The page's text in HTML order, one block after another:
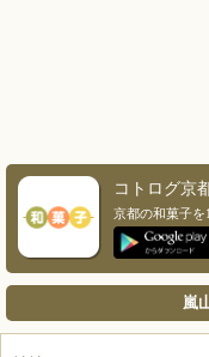
コトログ京
京都の和菓子を
嵐